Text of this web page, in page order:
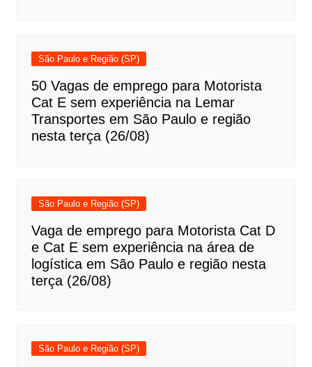
São Paulo e Região (SP)
50 Vagas de emprego para Motorista
Cat E sem experiência na Lemar
Transportes em São Paulo e região
nesta terça (26/08)
São Paulo e Região (SP)
Vaga de emprego para Motorista Cat D
e Cat E sem experiência na área de
logística em São Paulo e região nesta
terça (26/08)
São Paulo e Região (SP)